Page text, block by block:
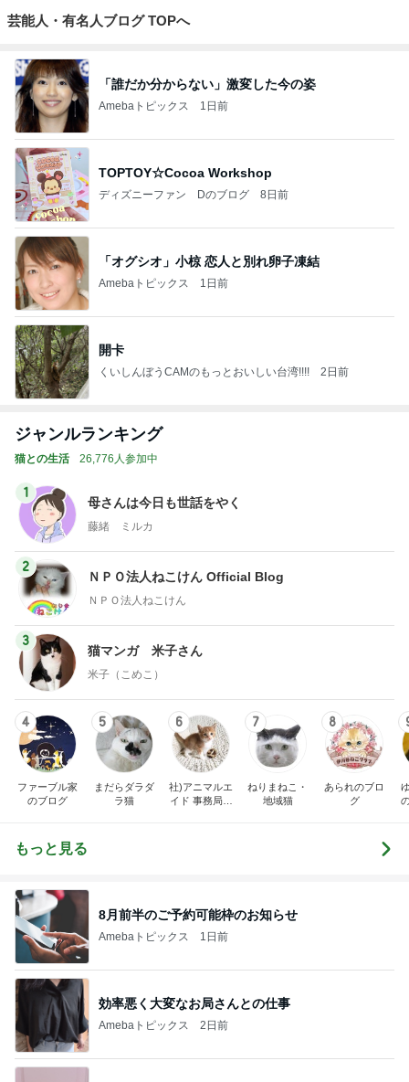
芸能人・有名人ブログ TOPへ
「誰だか分からない」激変した今の姿
Amebaトピックス 1日前
TOPTOY☆Cocoa Workshop
ディズニーファン Dのブログ 8日前
「オグシオ」小椋 恋人と別れ卵子凍結
Amebaトピックス 1日前
開卡
くいしんぼうCAMのもっとおいしい台湾!!!! 2日前
ジャンルランキング
猫との生活 26,776人参加中
1
母さんは今日も世話をやく
藤緒 ミルカ
2
ＮＰＯ法人ねこけん Official Blog
ＮＰＯ法人ねこけん
3
猫マンガ 米子さん
米子（こめこ）
4
ファーブル家
のブログ
5
まだらダラダ
ラ猫
6
社)アニマルエ
イド 事務局＆
7
ねりまねこ・
地域猫
8
あられのブロ
グ
もっと見る
8月前半のご予約可能枠のお知らせ
Amebaトピックス 1日前
効率悪く大変なお局さんとの仕事
Amebaトピックス 2日前